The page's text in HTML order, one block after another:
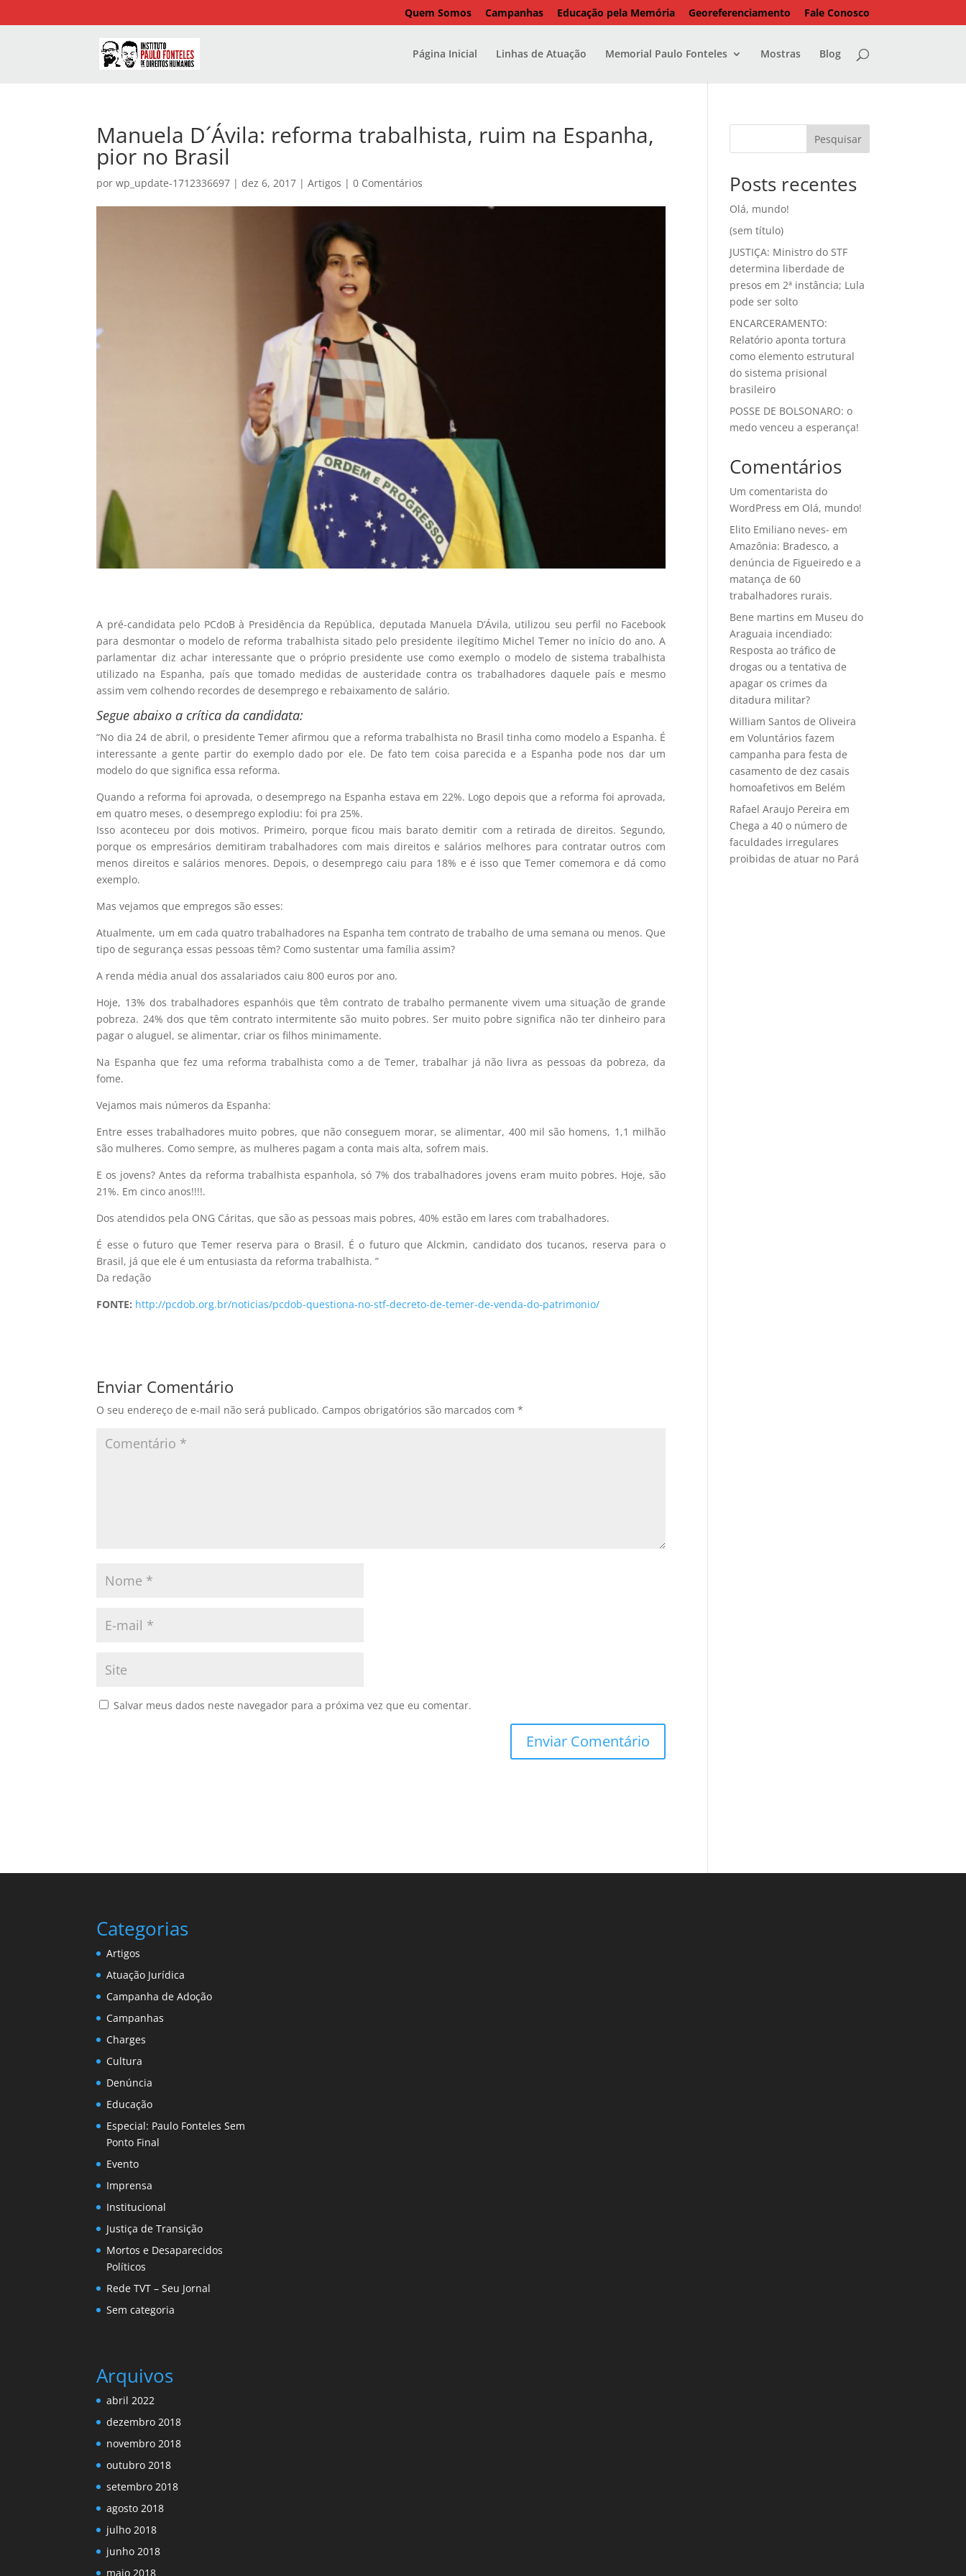
Quem Somos Campanhas Educação pela Memória Georeferenciamento Fale Conosco
Página Inicial Linhas de Atuação Memorial Paulo Fonteles Mostras Blog
Manuela D´Ávila: reforma trabalhista, ruim na Espanha,
pior no Brasil
porwp_update-1712336697 |dez 6, 2017 |Artigos |0 Comentários
A pré-candidata pelo PCdoB à Presidência da República, deputada Manuela D’Ávila, utilizou seu perfil no Facebook
para desmontar o modelo de reforma trabalhista sitado pelo presidente ilegítimo Michel Temer no início do ano. A
parlamentar diz achar interessante que o próprio presidente use como exemplo o modelo de sistema trabalhista
utilizado na Espanha, país que tomado medidas de austeridade contra os trabalhadores daquele país e mesmo
assim vem colhendo recordes de desemprego e rebaixamento de salário.
Segue abaixo a crítica da candidata:
“No dia 24 de abril, o presidente Temer afirmou que a reforma trabalhista no Brasil tinha como modelo a Espanha. É
interessante a gente partir do exemplo dado por ele. De fato tem coisa parecida e a Espanha pode nos dar um
modelo do que significa essa reforma.
Quando a reforma foi aprovada, o desemprego na Espanha estava em 22%. Logo depois que a reforma foi aprovada,
em quatro meses, o desemprego explodiu: foi pra 25%.
Isso aconteceu por dois motivos. Primeiro, porque ficou mais barato demitir com a retirada de direitos. Segundo,
porque os empresários demitiram trabalhadores com mais direitos e salários melhores para contratar outros com
menos direitos e salários menores. Depois, o desemprego caiu para 18% e é isso que Temer comemora e dá como
exemplo.
Mas vejamos que empregos são esses:
Atualmente, um em cada quatro trabalhadores na Espanha tem contrato de trabalho de uma semana ou menos. Que
tipo de segurança essas pessoas têm? Como sustentar uma família assim?
A renda média anual dos assalariados caiu 800 euros por ano.
Hoje, 13% dos trabalhadores espanhóis que têm contrato de trabalho permanente vivem uma situação de grande
pobreza. 24% dos que têm contrato intermitente são muito pobres. Ser muito pobre significa não ter dinheiro para
pagar o aluguel, se alimentar, criar os filhos minimamente.
Na Espanha que fez uma reforma trabalhista como a de Temer, trabalhar já não livra as pessoas da pobreza, da
fome.
Vejamos mais números da Espanha:
Entre esses trabalhadores muito pobres, que não conseguem morar, se alimentar, 400 mil são homens, 1,1 milhão
são mulheres. Como sempre, as mulheres pagam a conta mais alta, sofrem mais.
E os jovens? Antes da reforma trabalhista espanhola, só 7% dos trabalhadores jovens eram muito pobres. Hoje, são
21%. Em cinco anos!!!!.
Dos atendidos pela ONG Cáritas, que são as pessoas mais pobres, 40% estão em lares com trabalhadores.
É esse o futuro que Temer reserva para o Brasil. É o futuro que Alckmin, candidato dos tucanos, reserva para o
Brasil, já que ele é um entusiasta da reforma trabalhista. ”
Da redação
FONTE: http://pcdob.org.br/noticias/pcdob-questiona-no-stf-decreto-de-temer-de-venda-do-patrimonio/
Enviar Comentário
O seu endereço de e-mail não será publicado. Campos obrigatórios são marcados com*
Salvar meus dados neste navegador para a próxima vez que eu comentar.
Pesquisar
Posts recentes
Olá, mundo!
(sem título)
JUSTIÇA: Ministro do STF
determina liberdade de
presos em 2ª instância; Lula
pode ser solto
ENCARCERAMENTO:
Relatório aponta tortura
como elemento estrutural
do sistema prisional
brasileiro
POSSE DE BOLSONARO: o
medo venceu a esperança!
Comentários
Um comentarista do
WordPress em Olá, mundo!
Elito Emiliano neves- em
Amazônia: Bradesco, a
denúncia de Figueiredo e a
matança de 60
trabalhadores rurais.
Bene martins em Museu do
Araguaia incendiado:
Resposta ao tráfico de
drogas ou a tentativa de
apagar os crimes da
ditadura militar?
William Santos de Oliveira
emVoluntários fazem
campanha para festa de
casamento de dez casais
homoafetivos em Belém
Rafael Araujo Pereira em
Chega a 40 o número de
faculdades irregulares
proibidas de atuar no Pará
Categorias
Artigos
Atuação Jurídica
Campanha de Adoção
Campanhas
Charges
Cultura
Denúncia
Educação
Especial: Paulo Fonteles Sem
Ponto Final
Evento
Imprensa
Institucional
Justiça de Transição
Mortos e Desaparecidos
Políticos
Rede TVT – Seu Jornal
Sem categoria
Arquivos
abril 2022
dezembro 2018
novembro 2018
outubro 2018
setembro 2018
agosto 2018
julho 2018
junho 2018
maio 2018